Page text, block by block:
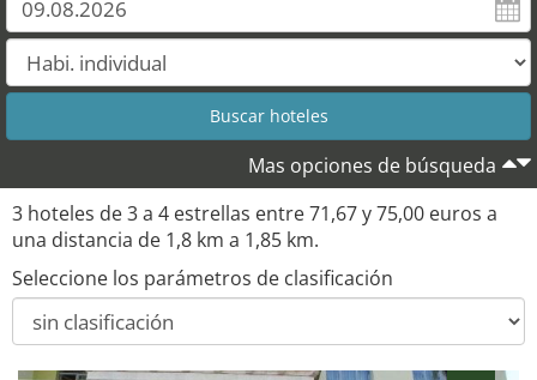
Mas opciones de búsqueda
3 hoteles de 3 a 4 estrellas entre 71,67 y 75,00 euros a
una distancia de 1,8 km a 1,85 km.
Seleccione los parámetros de clasificación